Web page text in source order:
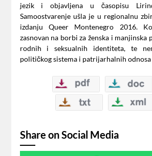
jezik i objavljena u časopisu
Samoostvarenje ušla je u regionalnu
izdanju Queer Montenegro 2016.
zasnovan na borbi za ženska i manjinska
rodnih i seksualnih identiteta, te
političkog sistema i patrijarhalnih
Share on Social Media